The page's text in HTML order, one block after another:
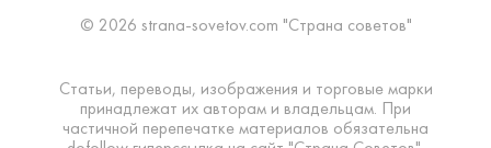
© 2026 strana-sovetov.com "Страна советов"
Статьи, переводы, изображения и торговые марки
принадлежат их авторам и владельцам. При
частичной перепечатке материалов обязательна